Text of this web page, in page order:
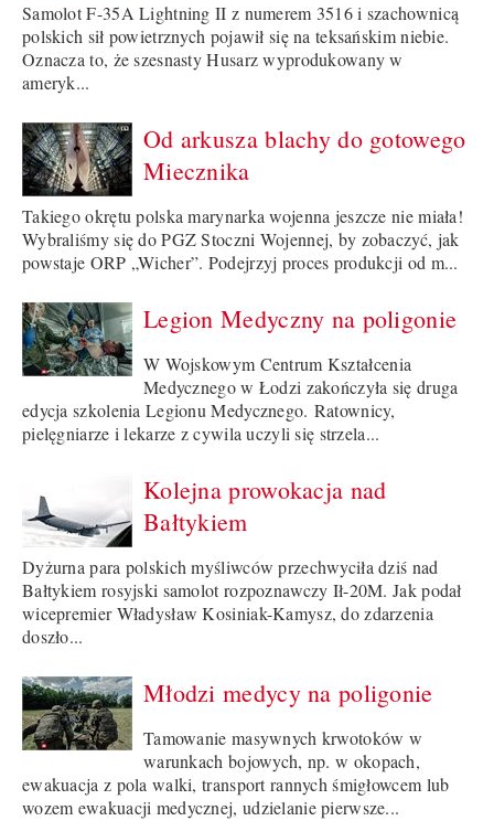
Samolot F-35A Lightning II z numerem 3516 i szachownicą
polskich sił powietrznych pojawił się na teksańskim niebie.
Oznacza to, że szesnasty Husarz wyprodukowany w
ameryk...
Od arkusza blachy do gotowego
Miecznika
Takiego okrętu polska marynarka wojenna jeszcze nie miała!
Wybraliśmy się do PGZ Stoczni Wojennej, by zobaczyć, jak
powstaje ORP „Wicher”. Podejrzyj proces produkcji od m...
Legion Medyczny na poligonie
W Wojskowym Centrum Kształcenia
Medycznego w Łodzi zakończyła się druga
edycja szkolenia Legionu Medycznego. Ratownicy,
pielęgniarze i lekarze z cywila uczyli się strzela...
Kolejna prowokacja nad
Bałtykiem
Dyżurna para polskich myśliwców przechwyciła dziś nad
Bałtykiem rosyjski samolot rozpoznawczy Ił-20M. Jak podał
wicepremier Władysław Kosiniak-Kamysz, do zdarzenia
doszło...
Młodzi medycy na poligonie
Tamowanie masywnych krwotoków w
warunkach bojowych, np. w okopach,
ewakuacja z pola walki, transport rannych śmigłowcem lub
wozem ewakuacji medycznej, udzielanie pierwsze...